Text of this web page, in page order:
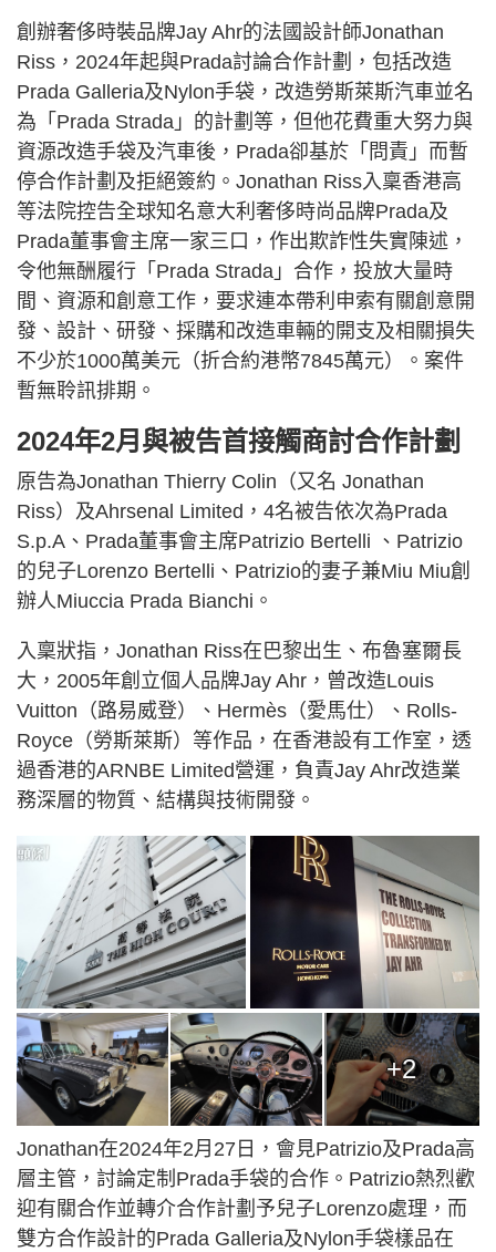
創辦奢侈時裝品牌Jay Ahr的法國設計師Jonathan
Riss，2024年起與Prada討論合作計劃，包括改造
Prada Galleria及Nylon手袋，改造勞斯萊斯汽車並名
為「Prada Strada」的計劃等，但他花費重大努力與
資源改造手袋及汽車後，Prada卻基於「問責」而暫
停合作計劃及拒絕簽約。Jonathan Riss入稟香港高
等法院控告全球知名意大利奢侈時尚品牌Prada及
Prada董事會主席一家三口，作出欺詐性失實陳述，
令他無酬履行「Prada Strada」合作，投放大量時
間、資源和創意工作，要求連本帶利申索有關創意開
發、設計、研發、採購和改造車輛的開支及相關損失
不少於1000萬美元（折合約港幣7845萬元）。案件
暫無聆訊排期。
2024年2月與被告首接觸商討合作計劃
原告為Jonathan Thierry Colin（又名 Jonathan
Riss）及Ahrsenal Limited，4名被告依次為Prada
S.p.A、Prada董事會主席Patrizio Bertelli 、Patrizio
的兒子Lorenzo Bertelli、Patrizio的妻子兼Miu Miu創
辦人Miuccia Prada Bianchi。
入稟狀指，Jonathan Riss在巴黎出生、布魯塞爾長
大，2005年創立個人品牌Jay Ahr，曾改造Louis
Vuitton（路易威登）、Hermès（愛馬仕）、Rolls-
Royce（勞斯萊斯）等作品，在香港設有工作室，透
過香港的ARNBE Limited營運，負責Jay Ahr改造業
務深層的物質、結構與技術開發。
+2
Jonathan在2024年2月27日，會見Patrizio及Prada高
層主管，討論定制Prada手袋的合作。Patrizio熱烈歡
迎有關合作並轉介合作計劃予兒子Lorenzo處理，而
雙方合作設計的Prada Galleria及Nylon手袋樣品在